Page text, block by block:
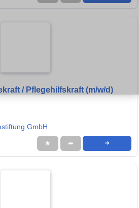
/ Pflegehilfskraft (m/w/d)
GmbH
★ ➦ ➜